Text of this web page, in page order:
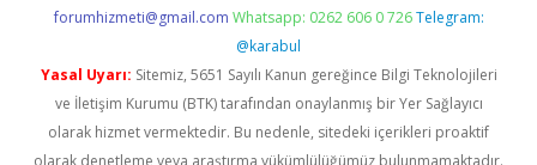
forumhizmeti@gmail.com Whatsapp: 0262 606 0 726 Telegram:
@karabul
Yasal Uyarı: Sitemiz, 5651 Sayılı Kanun gereğince Bilgi Teknolojileri
ve İletişim Kurumu (BTK) tarafından onaylanmış bir Yer Sağlayıcı
olarak hizmet vermektedir. Bu nedenle, sitedeki içerikleri proaktif
olarak denetleme veya araştırma yükümlülüğümüz bulunmamaktadır.